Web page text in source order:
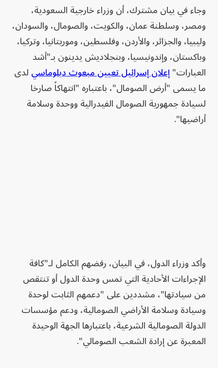
وجاء في بيان مشترك، أن وزراء خارجية السعودية،
ومصر، وسلطنة عمان، والكويت، والصومال، والسودان،
وليبيا، والجزائر، والأردن، وفلسطين، وموريتانيا، وتركيا،
وباكستان، وإندونيسيا، وبنجلاديش يدينون بـ"أشد
العبارات"إعلان إسرائيل تعيين مبعوث دبلوماسيلدى
ما يسمى "أرض الصومال"، باعتباره "انتهاكاً صارخا
لسيادة جمهورية الصومال الفيدرالية ووحدة وسلامة
أراضيها".
وأكد وزراء الدول، في البيان، رفضهم الكامل لـ"كافة
الإجراءات الأحادية التي تمس وحدة الدول أو تنتقص
من سيادتها"، مشددين على "دعمهم الثابت لوحدة
وسيادة وسلامة الأراضي الصومالية، ودعم مؤسسات
الدولة الصومالية الشرعية، باعتبارها الجهة الوحيدة
المعبرة عن إرادة الشعب الصومالي".